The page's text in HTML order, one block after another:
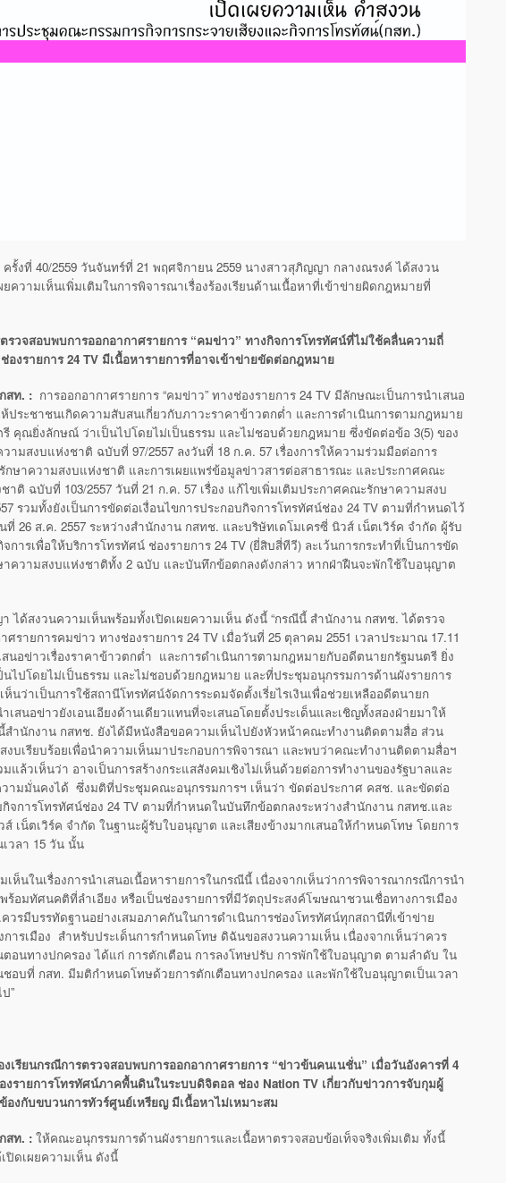
รั้งที่ 40/2559 วันจันทร์ที่ 21 พฤศจิกายน 2559 นางสาวสุภิญญา กลางณรงค์ ได้สงวน
ยความเห็นเพิ่มเติมในการพิจารณาเรื่องร้องเรียนด้านเนื้อหาที่เข้าข่ายผิดกฎหมายที่
รวจสอบพบการออกอากาศรายการ “คมข่าว” ทางกิจการโทรทัศน์ที่ไม่ใช้คลื่นความถี่
งรายการ 24 TV มีเนื้อหารายการที่อาจเข้าข่ายขัดต่อกฎหมาย
ท. : การออกอากาศรายการ “คมข่าว” ทางช่องรายการ 24 TV มีลักษณะเป็นการนำเสนอ
ประชาชนเกิดความสับสนเกี่ยวกับภาวะราคาข้าวตกต่ำ และการดำเนินการตามกฎหมาย
คุณยิ่งลักษณ์ ว่าเป็นไปโดยไม่เป็นธรรม และไม่ชอบด้วยกฎหมาย ซึ่งขัดต่อข้อ 3(5) ของ
ามสงบแห่งชาติ ฉบับที่ 97/2557 ลงวันที่ 18 ก.ค. 57 เรื่องการให้ความร่วมมือต่อการ
ษาความสงบแห่งชาติ และการเผยแพร่ข้อมูลข่าวสารต่อสาธารณะ และประกาศคณะ
าติ ฉบับที่ 103/2557 วันที่ 21 ก.ค. 57 เรื่อง แก้ไขเพิ่มเติมประกาศคณะรักษาความสงบ
รวมทั้งยังเป็นการขัดต่อเงื่อนไขการประกอบกิจการโทรทัศน์ช่อง 24 TV ตามที่กำหนดไว้
26 ส.ค. 2557 ระหว่างสำนักงาน กสทช. และบริษัทเดโมเครซี่ นิวส์ เน็ตเวิร์ค จำกัด ผู้รับ
ารเพื่อให้บริการโทรทัศน์ ช่องรายการ 24 TV (ยี่สิบสี่ทีวี) ละเว้นการกระทำที่เป็นการขัด
ความสงบแห่งชาติทั้ง 2 ฉบับ และบันทึกข้อตกลงดังกล่าว หากฝ่าฝืนจะพักใช้ใบอนุญาต
ได้สงวนความเห็นพร้อมทั้งเปิดเผยความเห็น ดังนี้ “กรณีนี้ สำนักงาน กสทช. ได้ตรวจ
ศรายการคมข่าว ทางช่องรายการ 24 TV เมื่อวันที่ 25 ตุลาคม 2551 เวลาประมาณ 17.11
สนอข่าวเรื่องราคาข้าวตกต่ำ และการดำเนินการตามกฎหมายกับอดีตนายกรัฐมนตรี ยิ่ง
ไปโดยไม่เป็นธรรม และไม่ชอบด้วยกฎหมาย และที่ประชุมอนุกรรมการด้านผังรายการ
ห็นว่าเป็นการใช้สถานีโทรทัศน์จัดการระดมจัดตั้งเรี่ยไรเงินเพื่อช่วยเหลืออดีตนายก
เสนอข่าวยังเอนเอียงด้านเดียวแทนที่จะเสนอโดยตั้งประเด็นและเชิญทั้งสองฝ่ายมาให้
สำนักงาน กสทช. ยังได้มีหนังสือขอความเห็นไปยังหัวหน้าคณะทำงานติดตามสื่อ ส่วน
งบเรียบร้อยเพื่อนำความเห็นมาประกอบการพิจารณา และพบว่าคณะทำงานติดตามสื่อฯ
แล้วเห็นว่า อาจเป็นการสร้างกระแสสังคมเชิงไม่เห็นด้วยต่อการทำงานของรัฐบาลและ
ามมั่นคงได้ ซึ่งมติที่ประชุมคณะอนุกรรมการฯ เห็นว่า ขัดต่อประกาศ คสช. และขัดต่อ
กิจการโทรทัศน์ช่อง 24 TV ตามที่กำหนดในบันทึกข้อตกลงระหว่างสำนักงาน กสทช.และ
ส์ เน็ตเวิร์ค จำกัด ในฐานะผู้รับใบอนุญาต และเสียงข้างมากเสนอให้กำหนดโทษ โดยการ
วลา 15 วัน นั้น
เห็นในเรื่องการนำเสนอเนื้อหารายการในกรณีนี้ เนื่องจากเห็นว่าการพิจารณากรณีการนำ
ร้อมทัศนคติที่ลำเอียง หรือเป็นช่องรายการที่มีวัตถุประสงค์โฆษณาชวนเชื่อทางการเมือง
วรมีบรรทัดฐานอย่างเสมอภาคกันในการดำเนินการช่องโทรทัศน์ทุกสถานีที่เข้าข่าย
ารเมือง สำหรับประเด็นการกำหนดโทษ ดิฉันขอสงวนความเห็น เนื่องจากเห็นว่าควร
อนทางปกครอง ได้แก่ การตักเตือน การลงโทษปรับ การพักใช้ใบอนุญาต ตามลำดับ ใน
อบที่ กสท. มีมติกำหนดโทษด้วยการตักเตือนทางปกครอง และพักใช้ใบอนุญาตเป็นเวลา
”
งเรียนกรณีการตรวจสอบพบการออกอากาศรายการ “ข่าวข้นคนเนชั่น” เมื่อวันอังคารที่ 4
งรายการโทรทัศน์ภาคพื้นดินในระบบดิจิตอล ช่อง Nation TV เกี่ยวกับข่าวการจับกุมผู้
องกับขบวนการทัวร์ศูนย์เหรียญ มีเนื้อหาไม่เหมาะสม
ท. : ให้คณะอนุกรรมการด้านผังรายการและเนื้อหาตรวจสอบข้อเท็จจริงเพิ่มเติม ทั้งนี้
ดเผยความเห็น ดังนี้